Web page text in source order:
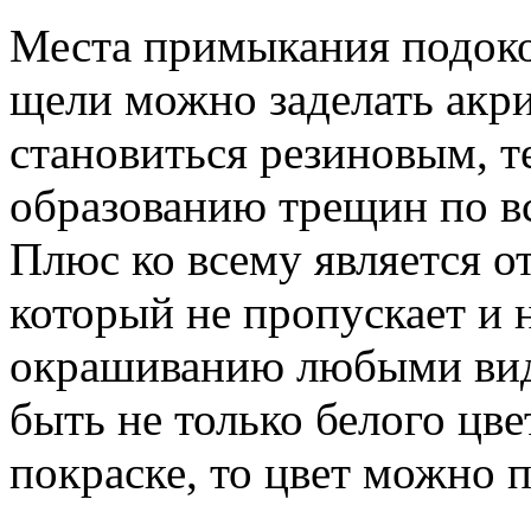
Места примыкания
щели можно заделать
становиться резиновым,
образованию трещин по
Плюс ко всему является
который не пропускает и
окрашиванию любыми
быть не только белого
покраске, то цвет можно